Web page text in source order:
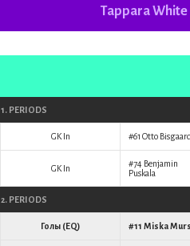
Tappara White
1. PERIODS
GK In #61 Otto
GK In #74 Benjamin
Puskala
2. PERIODS
Голы (EQ) #11 Miska